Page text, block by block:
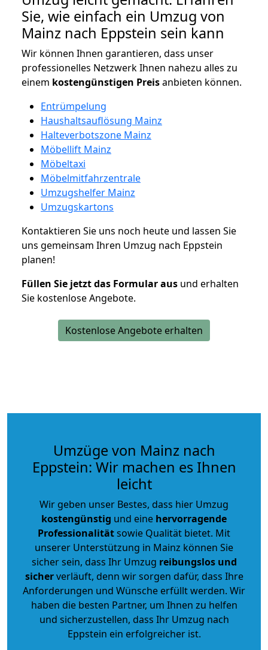
Sie, wie einfach ein Umzug von
Mainz nach Eppstein sein kann
Wir können Ihnen garantieren, dass unser
professionelles Netzwerk Ihnen nahezu alles zu
einem kostengünstigen Preisanbieten können.
Entrümpelung
Haushaltsauflösung Mainz
Halteverbotszone Mainz
Möbellift Mainz
Möbeltaxi
Möbelmitfahrzentrale
Umzugshelfer Mainz
Umzugskartons
Kontaktieren Sie uns noch heute und lassen Sie
uns gemeinsam Ihren Umzug nach Eppstein
planen!
Füllen Sie jetzt das Formular aus und erhalten
Sie kostenlose Angebote.
Kostenlose Angebote erhalten
Umzüge von Mainz nach
Eppstein: Wir machen es Ihnen
leicht
Wir geben unser Bestes, dass hier Umzug
kostengünstig und eine hervorragende
Professionalitätsowie Qualität bietet. Mit
unserer Unterstützung in Mainz können Sie
sicher sein, dass Ihr Umzug reibungslos und
sicherverläuft, denn wir sorgen dafür, dass Ihre
Anforderungen und Wünsche erfüllt werden. Wir
haben die besten Partner, um Ihnen zu helfen
und sicherzustellen, dass Ihr Umzug nach
Eppstein ein erfolgreicher ist.